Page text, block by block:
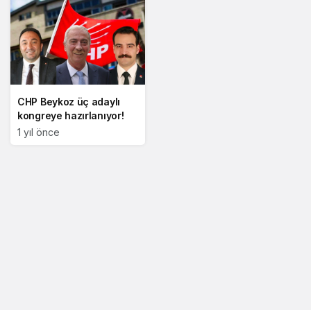
CHP Beykoz üç adaylı
kongreye hazırlanıyor!
1 yıl önce